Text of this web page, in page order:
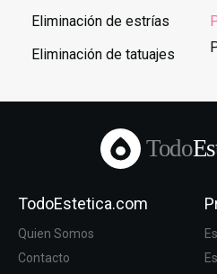
Eliminación de estrías
Eliminación de tatuajes
Todo
TodoEstetica.com
Quien Somos
Contacto